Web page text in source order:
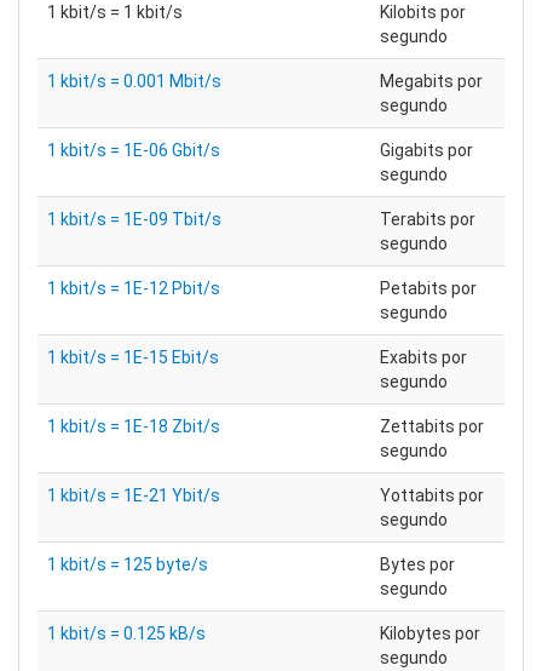
1 kbit/s = 1 kbit/s
Kilobits por
segundo
1 kbit/s = 0.001 Mbit/s
Megabits por
segundo
1 kbit/s = 1E-06 Gbit/s
Gigabits por
segundo
1 kbit/s = 1E-09 Tbit/s
Terabits por
segundo
1 kbit/s = 1E-12 Pbit/s
Petabits por
segundo
1 kbit/s = 1E-15 Ebit/s
Exabits por
segundo
1 kbit/s = 1E-18 Zbit/s
Zettabits por
segundo
1 kbit/s = 1E-21 Ybit/s
Yottabits por
segundo
1 kbit/s = 125 byte/s
Bytes por
segundo
1 kbit/s = 0.125 kB/s
Kilobytes por
segundo